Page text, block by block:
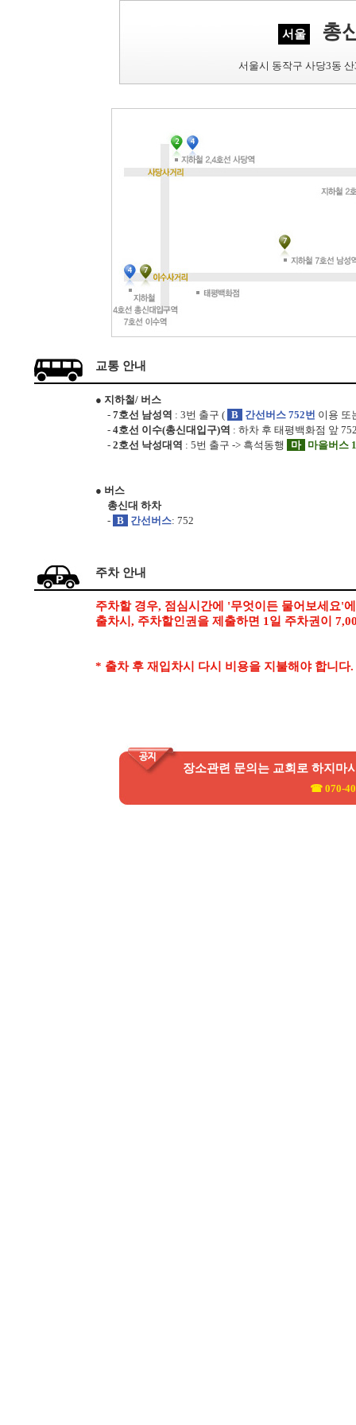
서울 총
서울시 동작구 사당3동
교통 안내
● 지하철/ 버스
- 7호선 남성역 : 3번 출구 ( B 간선버스 752번 이용 또
- 4호선 이수(총신대입구)역 : 하차 후 태평백화점 앞
- 2호선 낙성대역 : 5번 출구 -> 흑석동행 마 마을버스
● 버스
총신대 하차
- B 간선버스: 752
주차 안내
주차할 경우, 점심시간에 '무엇이든 물어보세요'
출차시, 주차할인권을 제출하면 1일 주차권이
* 출차 후 재입차시 다시 비용을 지불해야 합니다.
장소관련 문의는 교회로 하지마
☎ 070-